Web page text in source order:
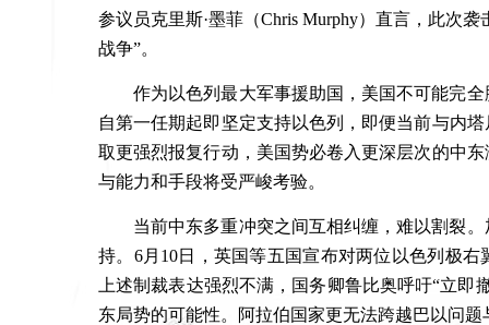
参议员克里斯·墨菲（Chris Murphy）直言，此次袭
战争”。
作为以色列最大军事援助国，美国不可能完
自第一任期起即坚定支持以色列，即便当前与内
取更强烈报复行动，美国势必卷入更深层次的中
与能力和手段将受严峻考验。
当前中东多重冲突之间互相纠缠，难以割裂
持。 6月 10日，英国等五国宣布对两位以色列极
上述制裁表达强烈不满，国务卿鲁比奥呼吁“立即
东局势的可能性。阿拉伯国家更无法跨越巴以问